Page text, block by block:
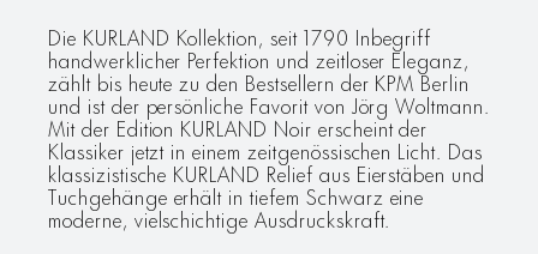
Die KURLAND Kollektion, seit 1790 Inbegriff
handwerklicher Perfektion und zeitloser Eleganz,
zählt bis heute zu den Bestsellern der KPM Berlin
und ist der persönliche Favorit von Jörg Woltmann.
Mit der Edition KURLAND Noir erscheint der
Klassiker jetzt in einem zeitgenössischen Licht. Das
klassizistische KURLAND Relief aus Eierstäben und
Tuchgehänge erhält in tiefem Schwarz eine
moderne, vielschichtige Ausdruckskraft.